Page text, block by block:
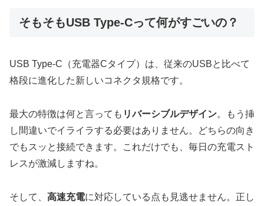
そもそもUSB Type-Cって何がすごいの？
USB Type-C（充電器Cタイプ）は、従来のUSBと比べて
格段に進化した新しいコネクタ規格です。
最大の特徴は何と言っても リバーシブルデザイン。もう挿
し間違いでイライラする必要はありません。どちらの向き
でもスッと接続できます。これだけでも、毎日の充電スト
レスが激減しますね。
そして、 高速充電に対応している点も見逃せません。正し